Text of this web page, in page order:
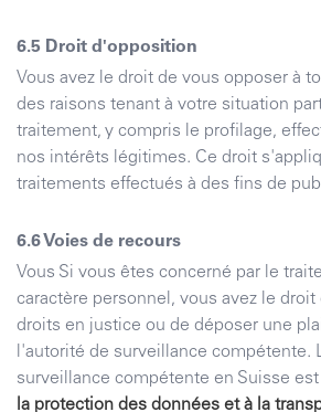
Droit d'opposition
Vous avez le droit de vous opposer à
des raisons tenant à votre situation
traitement, y compris le profilage,
nos intérêts légitimes. Ce droit
traitements effectués à des fins de
Voies de recours
Vous Si vous êtes concerné par le
caractère personnel, vous avez le droit
droits en justice ou de déposer une
l'autorité de surveillance compétente.
surveillance compétente en Suisse est
la protection des données et à la